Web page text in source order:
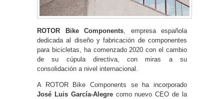
ROTOR Bike Components , empresa española
dedicada al diseño y fabricación de componentes
para bicicletas, ha comenzado 2020 con el cambio
de su cúpula directiva, con miras a su
consolidación a nivel internacional.
A ROTOR Bike Components se ha incorporado
José Luis García-Alegrecomo nuevo CEO de la